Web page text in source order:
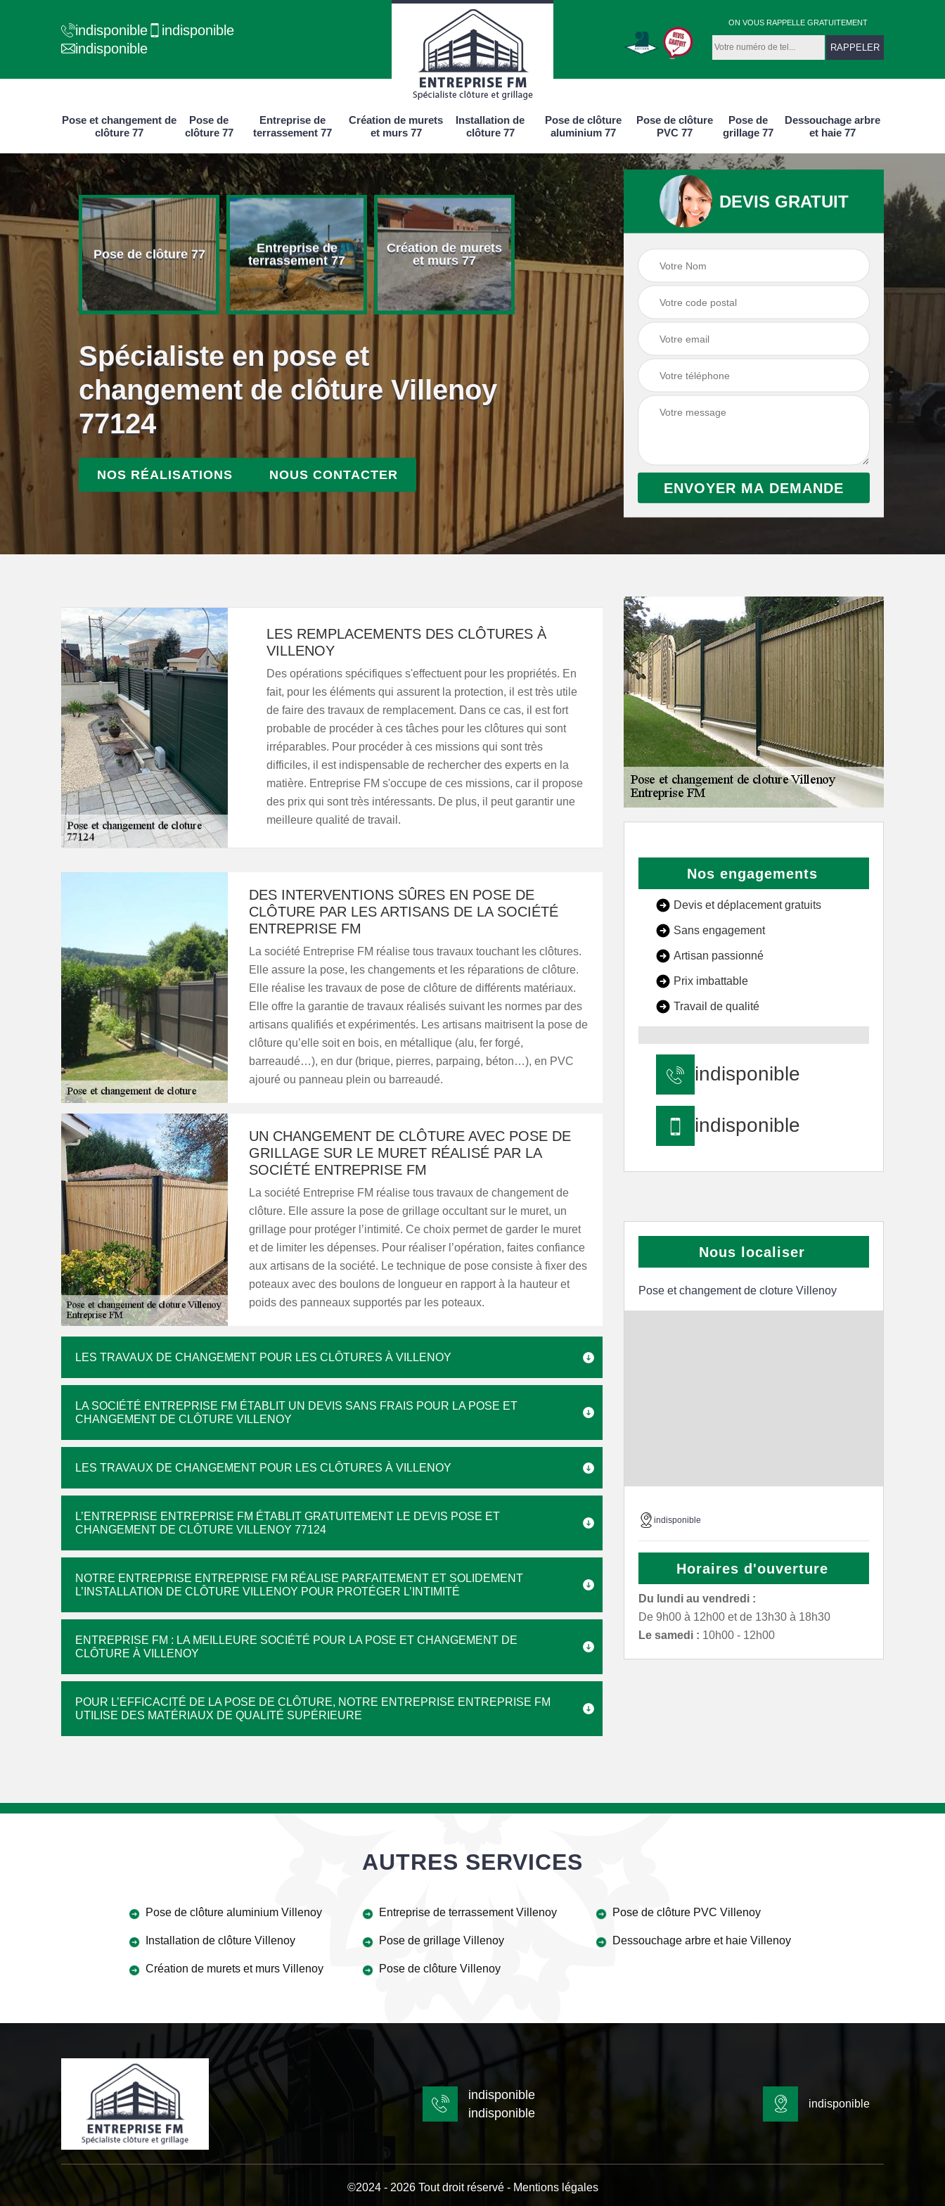
indisponible
indisponible
indisponible
ON VOUS RAPPELLE GRATUITEMENT
Pose et changement de
clôture 77
Pose de
clôture 77
Entreprise de
terrassement 77
Création de murets
et murs 77
Installation de
clôture 77
Pose de clôture
aluminium 77
Pose de clôture
PVC 77
Pose de
grillage 77
Dessouchage arbre
et haie 77
et
de
Pose de clôture 77
Entreprise de
terrassement 77
Création de murets
et murs 77
Installation de
clôture 77
Pose de clôture
Pose de clôture
PVC 77
Spécialiste en pose et
changement de clôture Villenoy
77124
NOS RÉALISATIONS NOUS CONTACTER
DEVIS GRATUIT
LES REMPLACEMENTS DES CLÔTURES À
VILLENOY
Des opérations spécifiques s'effectuent pour les propriétés. En
fait, pour les éléments qui assurent la protection, il est très utile
de faire des travaux de remplacement. Dans ce cas, il est fort
probable de procéder à ces tâches pour les clôtures qui sont
irréparables. Pour procéder à ces missions qui sont très
difficiles, il est indispensable de rechercher des experts en la
matière. Entreprise FM s'occupe de ces missions, car il propose
des prix qui sont très intéressants. De plus, il peut garantir une
meilleure qualité de travail.
DES INTERVENTIONS SÛRES EN POSE DE
CLÔTURE PAR LES ARTISANS DE LA SOCIÉTÉ
ENTREPRISE FM
La société Entreprise FM réalise tous travaux touchant les clôtures.
Elle assure la pose, les changements et les réparations de clôture.
Elle réalise les travaux de pose de clôture de différents matériaux.
Elle offre la garantie de travaux réalisés suivant les normes par des
artisans qualifiés et expérimentés. Les artisans maitrisent la pose de
clôture qu’elle soit en bois, en métallique (alu, fer forgé,
barreaudé…), en dur (brique, pierres, parpaing, béton…), en PVC
ajouré ou panneau plein ou barreaudé.
UN CHANGEMENT DE CLÔTURE AVEC POSE DE
GRILLAGE SUR LE MURET RÉALISÉ PAR LA
SOCIÉTÉ ENTREPRISE FM
La société Entreprise FM réalise tous travaux de changement de
clôture. Elle assure la pose de grillage occultant sur le muret, un
grillage pour protéger l’intimité. Ce choix permet de garder le muret
et de limiter les dépenses. Pour réaliser l’opération, faites confiance
aux artisans de la société. Le technique de pose consiste à fixer des
poteaux avec des boulons de longueur en rapport à la hauteur et
poids des panneaux supportés par les poteaux.
LES TRAVAUX DE CHANGEMENT POUR LES CLÔTURES À VILLENOY
LA SOCIÉTÉ ENTREPRISE FM ÉTABLIT UN DEVIS SANS FRAIS POUR LA POSE ET
CHANGEMENT DE CLÔTURE VILLENOY
LES TRAVAUX DE CHANGEMENT POUR LES CLÔTURES À VILLENOY
L’ENTREPRISE ENTREPRISE FM ÉTABLIT GRATUITEMENT LE DEVIS POSE ET
CHANGEMENT DE CLÔTURE VILLENOY 77124
NOTRE ENTREPRISE ENTREPRISE FM RÉALISE PARFAITEMENT ET SOLIDEMENT
L’INSTALLATION DE CLÔTURE VILLENOY POUR PROTÉGER L’INTIMITÉ
ENTREPRISE FM : LA MEILLEURE SOCIÉTÉ POUR LA POSE ET CHANGEMENT DE
CLÔTURE À VILLENOY
POUR L’EFFICACITÉ DE LA POSE DE CLÔTURE, NOTRE ENTREPRISE ENTREPRISE FM
UTILISE DES MATÉRIAUX DE QUALITÉ SUPÉRIEURE
Nos engagements
Devis et déplacement gratuits
Sans engagement
Artisan passionné
Prix imbattable
Travail de qualité
indisponible
indisponible
Nous localiser
Pose et changement de cloture Villenoy
indisponible
Horaires d'ouverture
Du lundi au vendredi :
De 9h00 à 12h00 et de 13h30 à 18h30
Le samedi : 10h00 - 12h00
AUTRES SERVICES
Pose de clôture aluminium Villenoy
Installation de clôture Villenoy
Création de murets et murs Villenoy
Entreprise de terrassement Villenoy
Pose de grillage Villenoy
Pose de clôture Villenoy
Pose de clôture PVC Villenoy
Dessouchage arbre et haie Villenoy
indisponible
indisponible
indisponible
©2024 - 2026 Tout droit réservé - Mentions légales